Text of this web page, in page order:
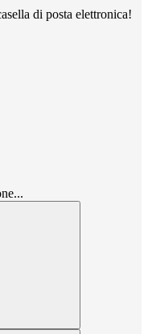
di posta elettronica!